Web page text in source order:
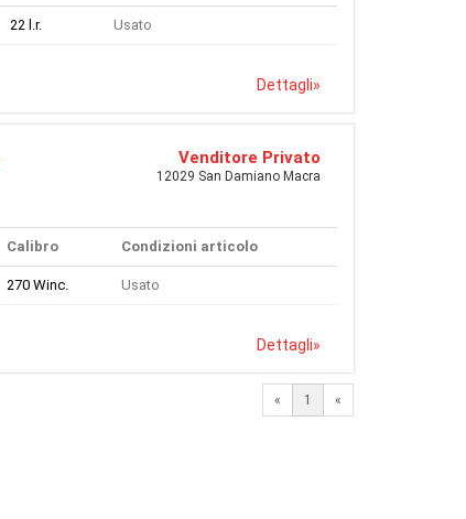
22 l.r. Usato
Dettagli»
Venditore Privato
12029 San Damiano Macra
Calibro Condizioni articolo
270 Winc. Usato
Dettagli»
« 1 «